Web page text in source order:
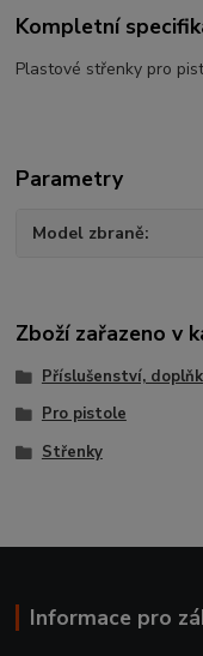
Kompletní
Plastové střenky pro
Parametry
Model zbraně
Zboží zařazeno v
Příslušenství,
Pro pistole
Střenky
Informace pro